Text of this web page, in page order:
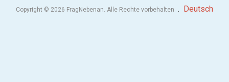
Copyright © 2026 FragNebenan. Alle Rechte vorbehalten . Deutsch